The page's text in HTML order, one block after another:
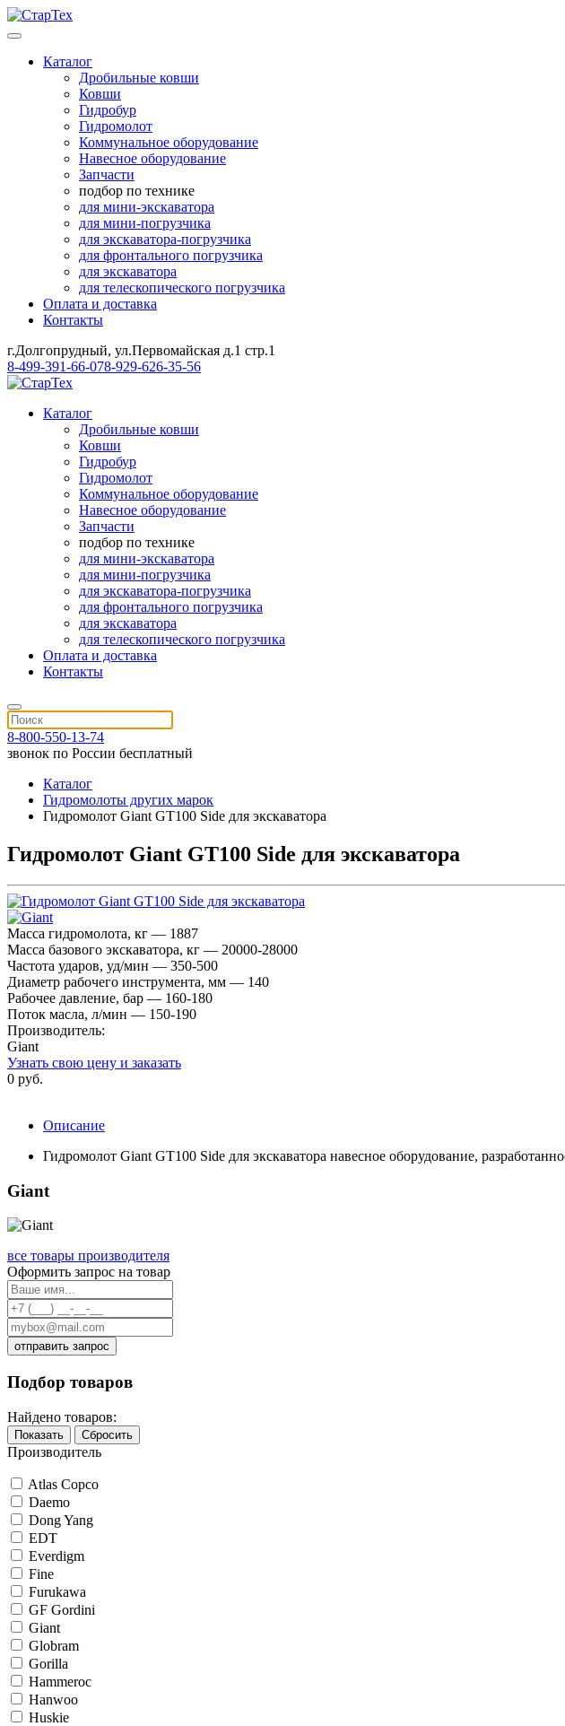
Каталог
Дробильные ковши
Ковши
Гидробур
Гидромолот
Коммунальное оборудование
Навесное оборудование
Запчасти
подбор по технике
для мини-экскаватора
для мини-погрузчика
для экскаватора-погрузчика
для фронтального погрузчика
для экскаватора
для телескопического погрузчика
Оплата и доставка
Контакты
г.Долгопрудный, ул.Первомайская д.1 стр.1
8-499-391-66-078-929-626-35-56
Каталог
Дробильные ковши
Ковши
Гидробур
Гидромолот
Коммунальное оборудование
Навесное оборудование
Запчасти
подбор по технике
для мини-экскаватора
для мини-погрузчика
для экскаватора-погрузчика
для фронтального погрузчика
для экскаватора
для телескопического погрузчика
Оплата и доставка
Контакты
8-800-550-13-74
звонок по России бесплатный
Каталог
Гидромолоты других марок
Гидромолот Giant GT100 Side для экскаватора
Гидромолот Giant GT100 Side для экскаватора
Масса гидромолота, кг — 1887
Масса базового экскаватора, кг — 20000-28000
Частота ударов, уд/мин — 350-500
Диаметр рабочего инструмента, мм — 140
Рабочее давление, бар — 160-180
Поток масла, л/мин — 150-190
Производитель:
Giant
Узнать свою цену и заказать
0 руб.
Описание
Гидромолот Giant GT100 Side для экскаватора навесное оборудование,
Giant
все товары производителя
Оформить запрос на товар
отправить запрос
Подбор товаров
Найдено товаров:
Показать Сбросить
Производитель
Atlas Copco
Daemo
Dong Yang
EDT
Everdigm
Fine
Furukawa
GF Gordini
Giant
Globram
Gorilla
Hammeroc
Hanwoo
Huskie